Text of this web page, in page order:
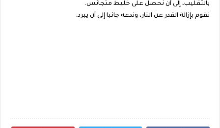
بالتقليب، إلى أن نحصل على خليط متجانس.
نقوم بإزالة القدر عن النار، وندعه جانبا إلى أن يبرد.